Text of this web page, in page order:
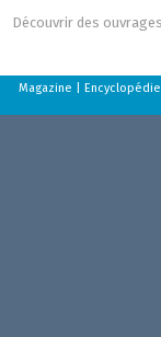
Découvrir des
Magazine Encyclopédie